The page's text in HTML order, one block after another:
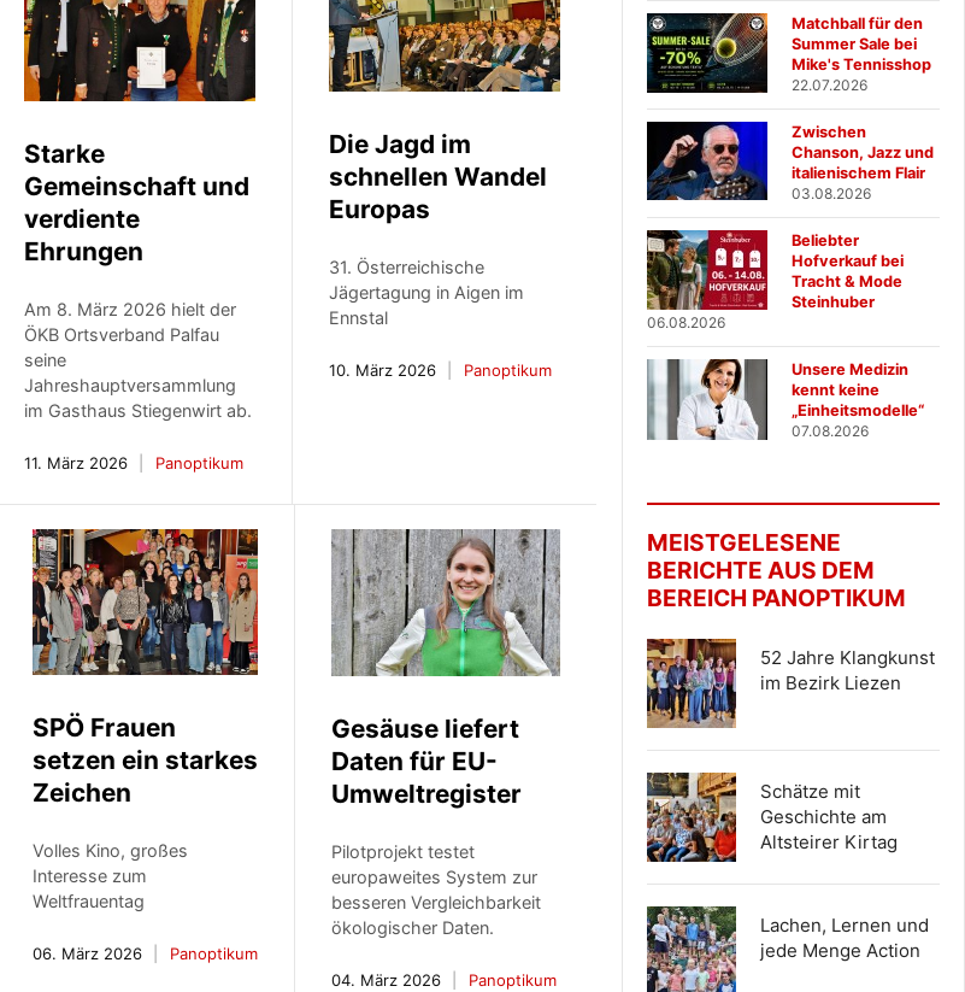
Starke
Gemeinschaft und
verdiente
Ehrungen
Am 8. März 2026 hielt der
ÖKB Ortsverband Palfau
seine
Jahreshauptversammlung
im Gasthaus Stiegenwirt ab.
11. März 2026 Panoptikum
Die Jagd im
schnellen Wandel
Europas
31. Österreichische
Jägertagung in Aigen im
Ennstal
10. März 2026 Panoptikum
SPÖ Frauen
setzen ein starkes
Zeichen
Volles Kino, großes
Interesse zum
Weltfrauentag
06. März 2026 Panoptikum
Gesäuse liefert
Daten für EU-
Umweltregister
Pilotprojekt testet
europaweites System zur
besseren Vergleichbarkeit
ökologischer Daten.
04. März 2026 Panoptikum
Matchball für den
Summer Sale bei
Mike's Tennisshop
22.07.2026
Zwischen
Chanson, Jazz und
italienischem Flair
03.08.2026
Beliebter
Hofverkauf bei
Tracht & Mode
Steinhuber
06.08.2026
Unsere Medizin
kennt keine
„Einheitsmodelle“
07.08.2026
MEISTGELESENE
BERICHTE AUS DEM
BEREICH PANOPTIKUM
52 Jahre Klangkunst
im Bezirk Liezen
Schätze mit
Geschichte am
Altsteirer Kirtag
Lachen, Lernen und
jede Menge Action